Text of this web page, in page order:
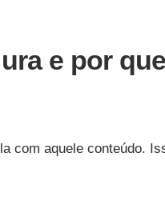
e por
com aquele conteúdo.